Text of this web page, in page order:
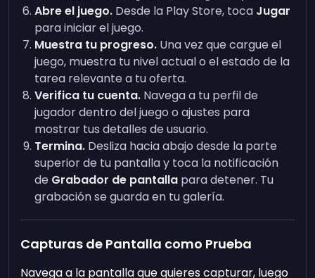
Abre el juego. Desde la Play Store, toca Jugar
para iniciar el juego.
Muestra tu progreso. Una vez que cargue el
juego, muestra tu nivel actual o el estado de la
tarea relevante a tu oferta.
Verifica tu cuenta. Navega a tu perfil de
jugador dentro del juego o ajustes para
mostrar tus detalles de usuario.
Termina. Desliza hacia abajo desde la parte
superior de tu pantalla y toca la notificación
de Grabador de pantalla para detener. Tu
grabación se guarda en tu galería.
Capturas de Pantalla como Prueba
Navega a la pantalla que quieres capturar, luego